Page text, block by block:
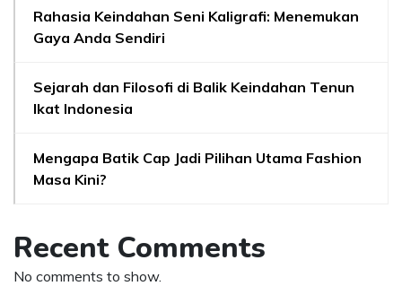
Rahasia Keindahan Seni Kaligrafi: Menemukan
Gaya Anda Sendiri
Sejarah dan Filosofi di Balik Keindahan Tenun
Ikat Indonesia
Mengapa Batik Cap Jadi Pilihan Utama Fashion
Masa Kini?
Recent Comments
No comments to show.